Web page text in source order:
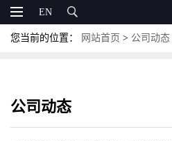
EN
您当前的位置： 网站首页 > 公司动态
公司动态